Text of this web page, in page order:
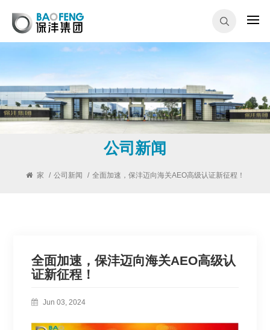
公司新闻
家 / 公司新闻 / 全面加速，保沣迈向海关AEO高级认证新征程！
全面加速，保沣迈向海关AEO高级认
证新征程！
Jun 03, 2024